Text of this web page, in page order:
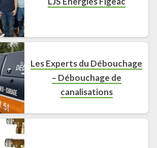
Les Experts du Débouchage
– Débouchage de
canalisations